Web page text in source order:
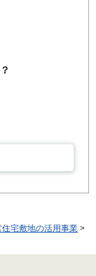
住宅敷地の活用事業 >